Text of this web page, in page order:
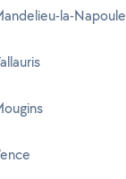
la-Napoule